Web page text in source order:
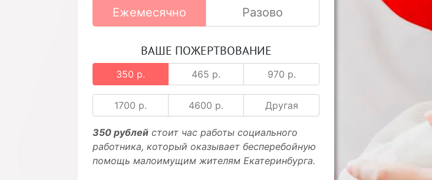
Ежемесячно Разово
ВАШЕ ПОЖЕРТВОВАНИЕ
350 р. 465 р. 970 р.
1700 р. 4600 р. Другая
350 рублей стоит час работы социального
работника, который оказывает бесперебойную
помощь малоимущим жителям Екатеринбурга.